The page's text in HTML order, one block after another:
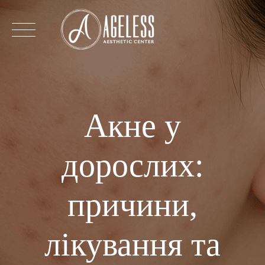
Перейти
змісту
Акне у
дорослих:
причини,
лікування та